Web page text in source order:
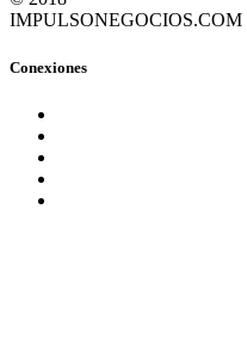
IMPULSONEGOCIOS.COM
Conexiones